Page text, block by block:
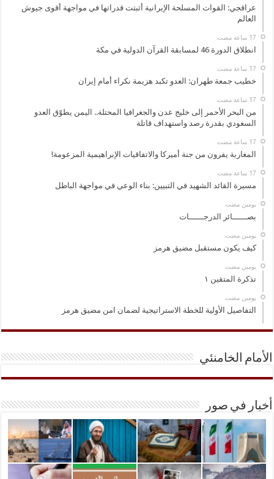
عراقجي: القوات المسلحة الإيرانية أثبتت قدراتها في مواجهة أقوى جيوش
العالم
انطلاق الدورة 46 لمسابقة القرآن الدولية في مكة
خطيب جمعة طهران: العدو تكبد هزيمة نكراء أمام إيران
من البحر الأحمر إلى خليج عدن والجغرافيا المحتلة.. اليمن يطوّق العدو
السعودي بقدرة رصد واستهداف قاتلة
المغاربة يفرون من جنة أميركا والاتفاقيات الإبراهيمية المزعومة!
مسيرة القائد الشهيد في التبيين: بناء الوعي في مواجهة الباطل
‏يومين مضت
بصــــــائر الدرجــــــات
‏يومين مضت
كيف يكون مستقبل مضيق هرمز
‏يومين مضت
تذكرة المتقين ١
‏يومين مضت
التفاصيل الأولية للخطة الاستراتيجية لضمان امن مضيق هرمز
الأمام الخامنئي
أخبار في صور